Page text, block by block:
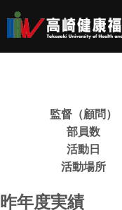
監督（顧問）
部員数
活動日
活動場所
昨年度実績